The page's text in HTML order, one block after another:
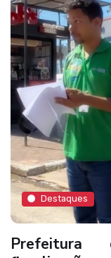
Destaques
Prefeitura